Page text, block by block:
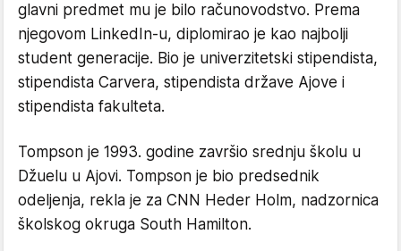
glavni predmet mu je bilo računovodstvo. Prema
njegovom LinkedIn-u, diplomirao je kao najbolji
student generacije. Bio je univerzitetski stipendista,
stipendista Carvera, stipendista države Ajove i
stipendista fakulteta.
Tompson je 1993. godine završio srednju školu u
Džuelu u Ajovi. Tompson je bio predsednik
odeljenja, rekla je za CNN Heder Holm, nadzornica
školskog okruga South Hamilton.